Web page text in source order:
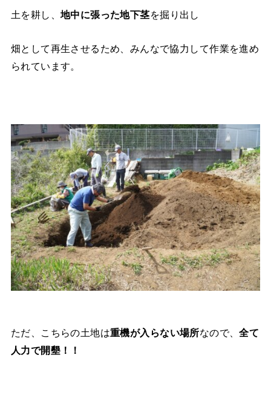
土を耕し、 地中に張った地下茎を掘り出し
畑として再生させるため、みんなで協力して作業を進め
られています。
ただ、こちらの土地は重機が入らない場所なので、全て
人力で開墾！！